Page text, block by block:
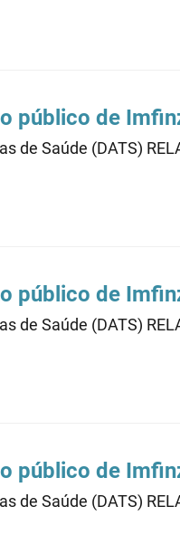
público de
de Saúde (DATS)
público de
de Saúde (DATS)
público de
de Saúde (DATS)